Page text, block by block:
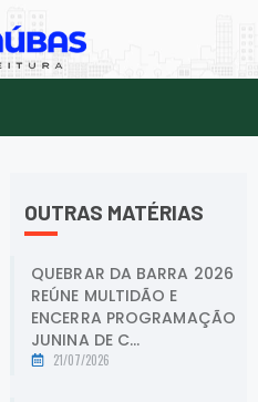
OUTRAS MATÉRIAS
QUEBRAR DA BARRA 2026
REÚNE MULTIDÃO E
ENCERRA PROGRAMAÇÃO
JUNINA DE C...
21/07/2026